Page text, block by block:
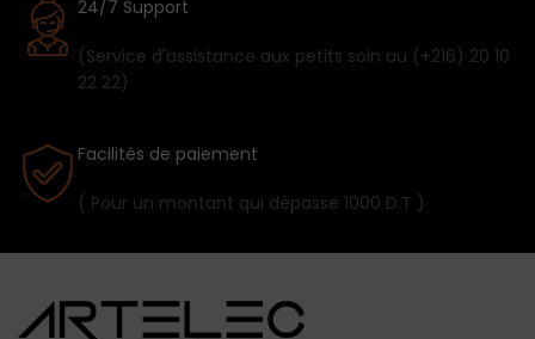
24/7 Support
(Service d'assistance aux petits soin au (+216) 20 10
22 22)
Facilités de paiement
( Pour un montant qui dépasse 1000 D.T )